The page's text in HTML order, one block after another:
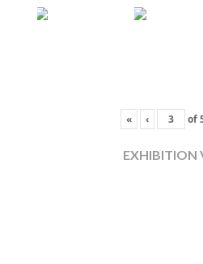
« ‹ of
EXHIBITION